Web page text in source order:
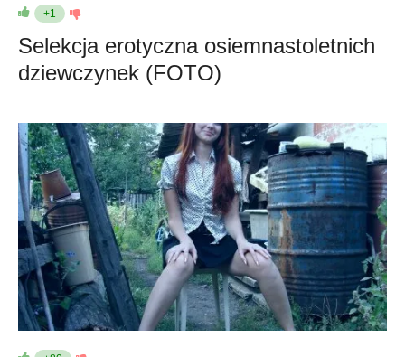
+1
Selekcja erotyczna osiemnastoletnich
dziewczynek (FOTO)